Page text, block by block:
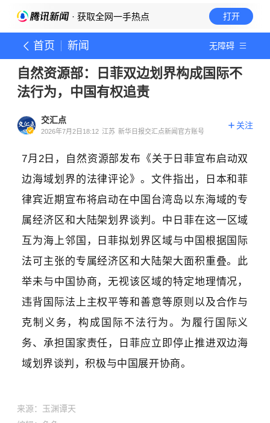
· 获取全网一手热点 打开
首页 新闻 无障碍
自然资源部：日菲双边划界构成国际不
法行为，中国有权追责
交汇点
2026年7月2日18:12 江苏 新华日报交汇点新闻官方账号
关注
7月2日，自然资源部发布《关于日菲宣布启动双
边海域划界的法律评论》。文件指出，日本和菲
律宾近期宣布将启动在中国台湾岛以东海域的专
属经济区和 大陆架划界谈判。中日菲在这一区域
互为海上邻国，日菲拟划界区域与中国根据国际
法可主张的专属经济区和大陆架大面积重叠。 此
举未与中国协商，无视该区域的特定地理情况，
违背国际法上主权平等和善意等原则以及合作与
克制义务，构成国际不法行为。为履行国际义
务、承担国家责任，日菲应立即停止推进双边海
域划界谈判，积极与中国展开协商。
来源： 玉渊谭天